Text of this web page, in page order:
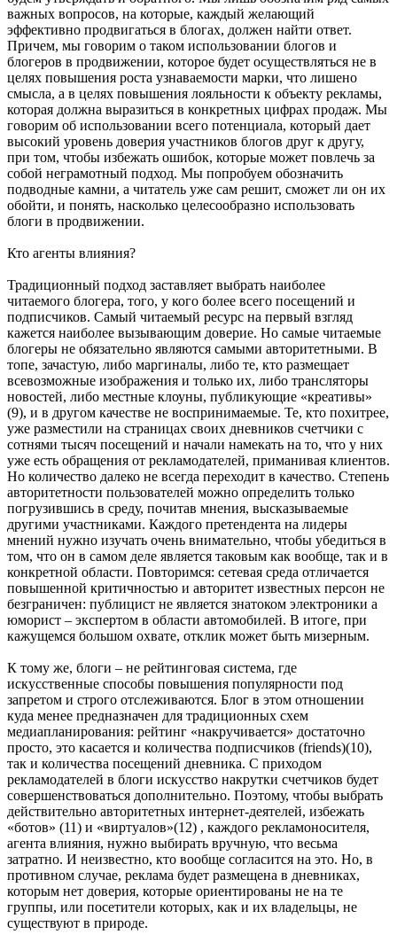
важных вопросов, на которые, каждый желающий
эффективно продвигаться в блогах, должен найти ответ.
Причем, мы говорим о таком использовании блогов и
блогеров в продвижении, которое будет осуществляться не в
целях повышения роста узнаваемости марки, что лишено
смысла, а в целях повышения лояльности к объекту рекламы,
которая должна выразиться в конкретных цифрах продаж. Мы
говорим об использовании всего потенциала, который дает
высокий уровень доверия участников блогов друг к другу,
при том, чтобы избежать ошибок, которые может повлечь за
собой неграмотный подход. Мы попробуем обозначить
подводные камни, а читатель уже сам решит, сможет ли он их
обойти, и понять, насколько целесообразно использовать
блоги в продвижении.
Кто агенты влияния?
Традиционный подход заставляет выбрать наиболее
читаемого блогера, того, у кого более всего посещений и
подписчиков. Самый читаемый ресурс на первый взгляд
кажется наиболее вызывающим доверие. Но самые читаемые
блогеры не обязательно являются самыми авторитетными. В
топе, зачастую, либо маргиналы, либо те, кто размещает
всевозможные изображения и только их, либо трансляторы
новостей, либо местные клоуны, публикующие «креативы»
(9), и в другом качестве не воспринимаемые. Те, кто похитрее,
уже разместили на страницах своих дневников счетчики с
сотнями тысяч посещений и начали намекать на то, что у них
уже есть обращения от рекламодателей, приманивая клиентов.
Но количество далеко не всегда переходит в качество. Степень
авторитетности пользователей можно определить только
погрузившись в среду, почитав мнения, высказываемые
другими участниками. Каждого претендента на лидеры
мнений нужно изучать очень внимательно, чтобы убедиться в
том, что он в самом деле является таковым как вообще, так и в
конкретной области. Повторимся: сетевая среда отличается
повышенной критичностью и авторитет известных персон не
безграничен: публицист не является знатоком электроники а
юморист – экспертом в области автомобилей. В итоге, при
кажущемся большом охвате, отклик может быть мизерным.
К тому же, блоги – не рейтинговая система, где
искусственные способы повышения популярности под
запретом и строго отслеживаются. Блог в этом отношении
куда менее предназначен для традиционных схем
медиапланирования: рейтинг «накручивается» достаточно
просто, это касается и количества подписчиков (friends)(10),
так и количества посещений дневника. С приходом
рекламодателей в блоги искусство накрутки счетчиков будет
совершенствоваться дополнительно. Поэтому, чтобы выбрать
действительно авторитетных интернет-деятелей, избежать
«ботов» (11) и «виртуалов»(12) , каждого рекламоносителя,
агента влияния, нужно выбирать вручную, что весьма
затратно. И неизвестно, кто вообще согласится на это. Но, в
противном случае, реклама будет размещена в дневниках,
которым нет доверия, которые ориентированы не на те
группы, или посетители которых, как и их владельцы, не
существуют в природе.